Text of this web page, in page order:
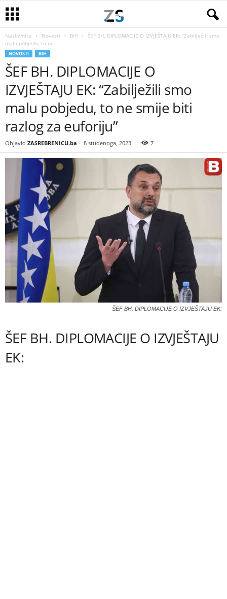
Naslovnica Novosti BiH
ŠEF BH. DIPLOMACIJE O IZVJEŠTAJU EK: “Zabilježili smo
malu pobjedu, to ne...
NOVOSTI BIH
ŠEF BH. DIPLOMACIJE O
IZVJEŠTAJU EK: “Zabilježili smo
malu pobjedu, to ne smije biti
razlog za euforiju”
Objavio ZASREBRENICU.ba - 8 studenoga, 2023 7
ŠEF BH. DIPLOMACIJE O IZVJEŠTAJU EK:
ŠEF BH. DIPLOMACIJE O IZVJEŠTAJU
EK: